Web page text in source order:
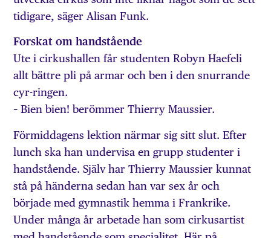
tidigare, säger Alisan Funk.
Forskat om handstående
Ute i cirkushallen får studenten Robyn Haefeli
allt bättre pli på armar och ben i den snurrande
cyr-ringen.
– Bien bien! berömmer Thierry Maussier.
Förmiddagens lektion närmar sig sitt slut. Efter
lunch ska han undervisa en grupp studenter i
handstående. Själv har Thierry Maussier kunnat
stå på händerna sedan han var sex år och
började med gymnastik hemma i Frankrike.
Under många år arbetade han som cirkusartist